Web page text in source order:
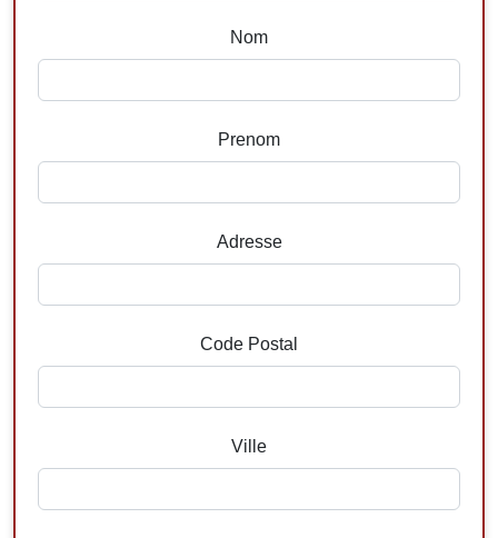
Nom
Prenom
Adresse
Code Postal
Ville